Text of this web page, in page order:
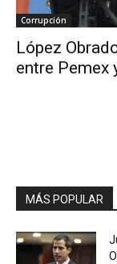
Corrupción
López
entre Pemex
MÁS POPULAR